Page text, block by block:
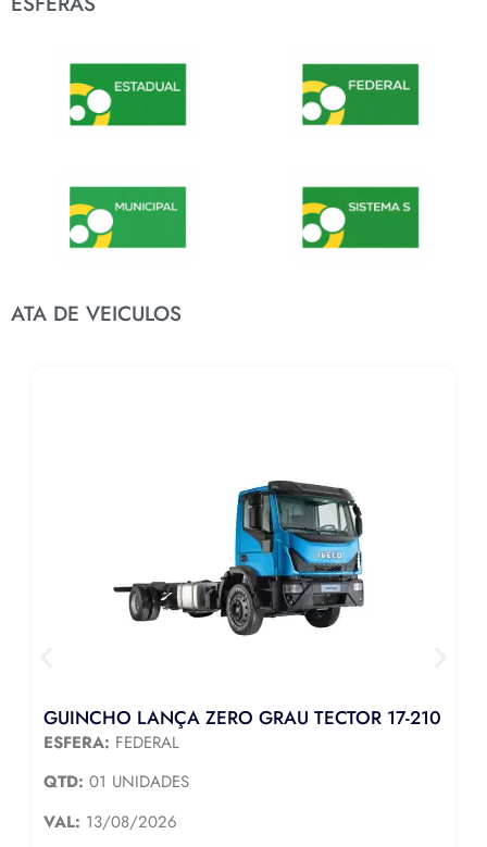
ATA DE VEICULOS
GUINCHO LANÇA ZERO GRAU TECTOR 17-210
ESFERA: FEDERAL
QTD: 01 UNIDADES
VAL: 13/08/2026